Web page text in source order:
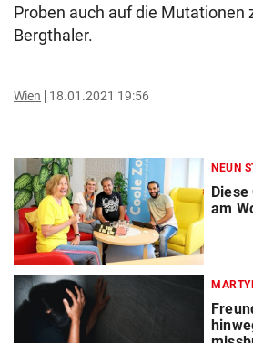
Proben auch auf die Mutationen
Bergthaler.
Wien 18.01.2021 19:56
NEUN
am